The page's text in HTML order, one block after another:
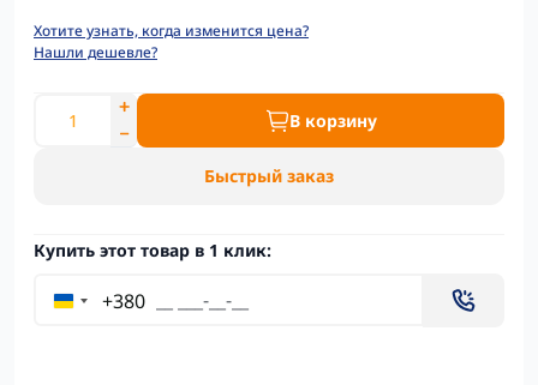
Хотите узнать, когда изменится цена?
Нашли дешевле?
В корзину
Быстрый заказ
Купить этот товар в 1 клик:
+380